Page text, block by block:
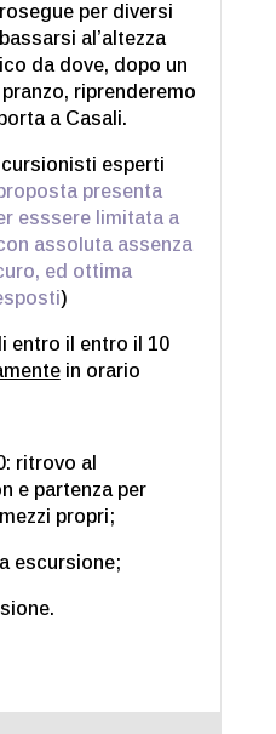
per diversi
al’altezza
da dove, dopo un
riprenderemo
a Casali.
esperti
presenta
esssere limitata a
assoluta assenza
ed ottima
)
entro il entro il 10
in orario
ritrovo al
e partenza per
propri;
escursione;